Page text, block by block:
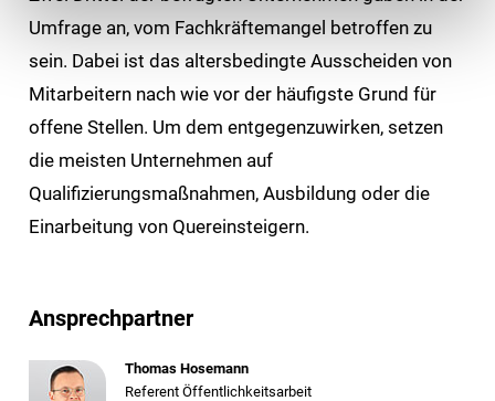
Umfrage an, vom Fachkräftemangel betroffen zu
sein. Dabei ist das altersbedingte Ausscheiden von
Mitarbeitern nach wie vor der häufigste Grund für
offene Stellen. Um dem entgegenzuwirken, setzen
die meisten Unternehmen auf
Qualifizierungsmaßnahmen, Ausbildung oder die
Einarbeitung von Quereinsteigern.
Ansprechpartner
Thomas Hosemann
Referent Öffentlichkeitsarbeit